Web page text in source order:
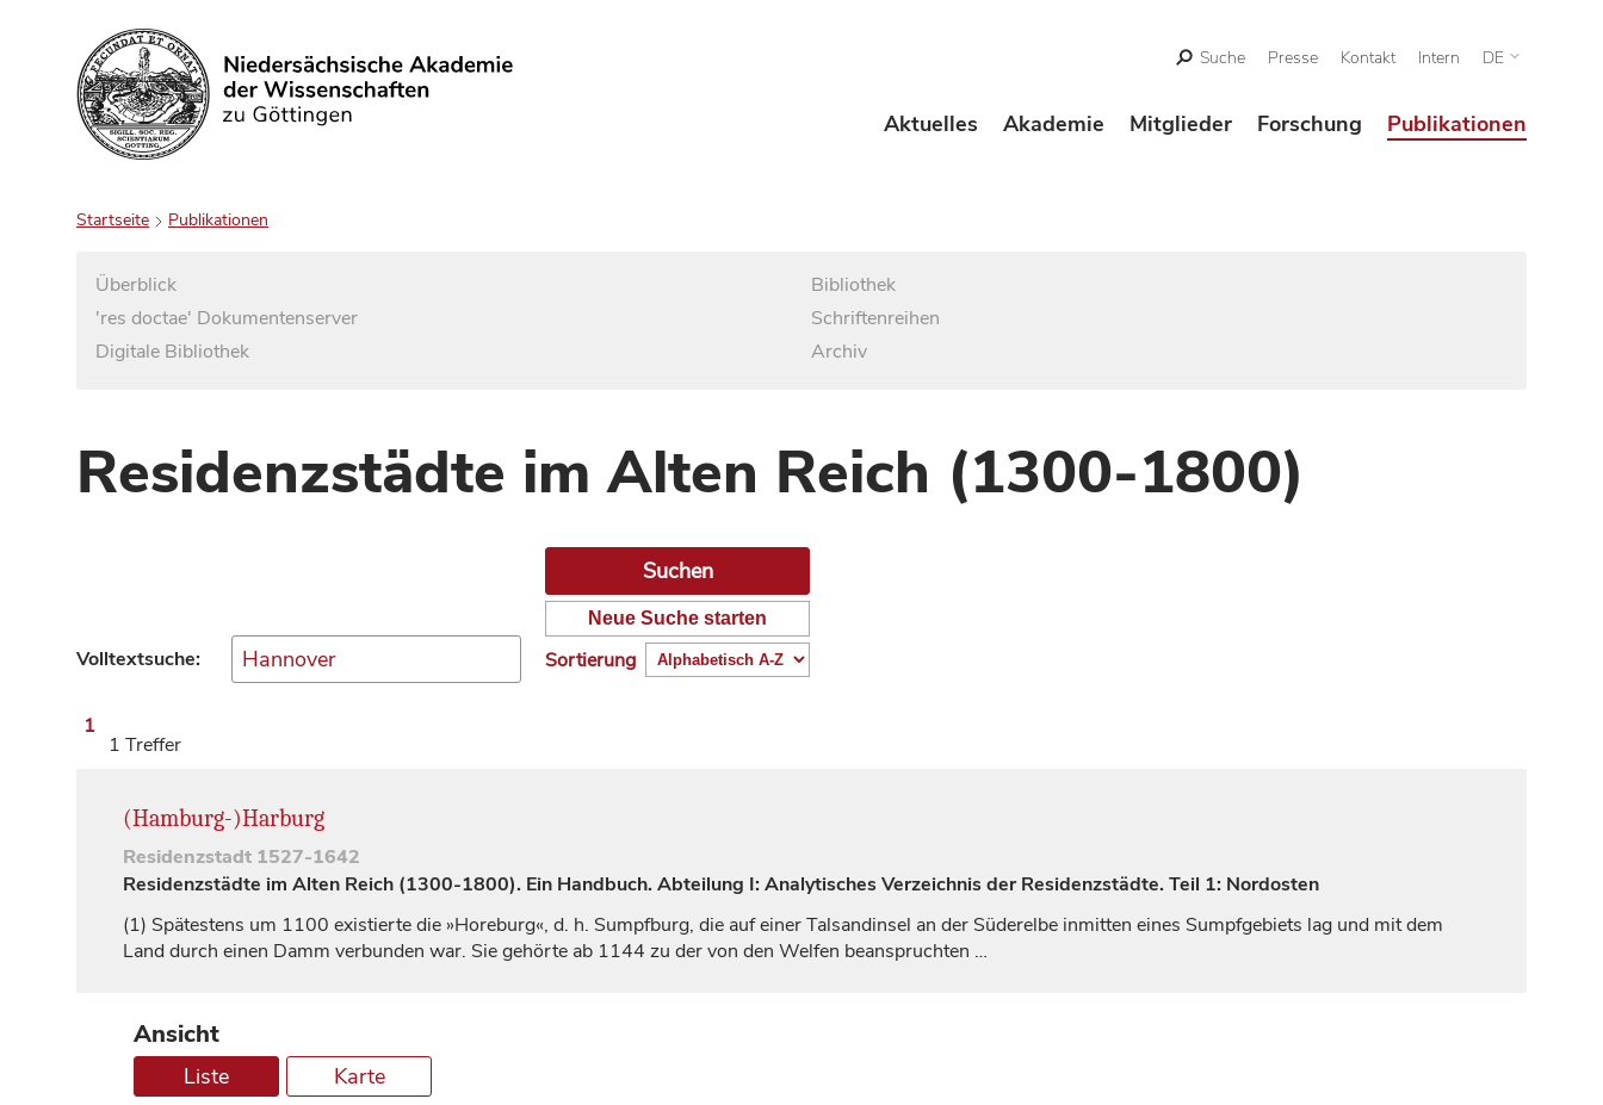
Suchen
Suche Presse Kontakt Intern DE
Aktuelles Akademie Mitglieder Forschung Publikationen
Startseite Publikationen
Überblick
'res doctae' Dokumentenserver
Digitale Bibliothek
Bibliothek
Schriftenreihen
Archiv
Residenzstädte im Alten Reich (1300-1800)
Volltextsuche:
Neue Suche starten
Sortierung
1
1 Treffer
(Hamburg-)Harburg
Residenzstadt 1527-1642
Residenzstädte im Alten Reich (1300-1800). Ein Handbuch. Abteilung I: Analytisches Verzeichnis der Residenzstädte. Teil 1: Nordosten
(1) Spätestens um 1100 existierte die »Horeburg«, d. h. Sumpfburg, die auf einer Talsandinsel an der Süderelbe inmitten eines Sumpfgebiets lag und mit dem
Land durch einen Damm verbunden war. Sie gehörte ab 1144 zu der von den Welfen beanspruchten …
Ansicht
Liste Karte